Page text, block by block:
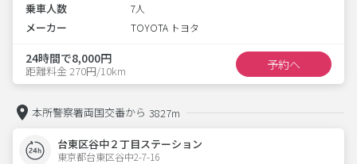
乗車人数 7人
メーカー TOYOTA トヨタ
24時間で8,000円
距離料金 270円/10km 予約へ
本所警察署両国交番から 3827m
台東区谷中２丁目ステーション
東京都台東区谷中2-7-16